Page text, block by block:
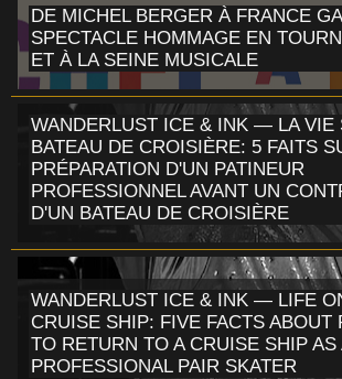
DE MICHEL BERGER À FRANCE
SPECTACLE HOMMAGE EN
ET À LA SEINE MUSICALE
WANDERLUST ICE & INK — LA VIE
BATEAU DE CROISIÈRE: 5 FAITS
PRÉPARATION D'UN PATINEUR
PROFESSIONNEL AVANT UN
D'UN BATEAU DE CROISIÈRE
WANDERLUST ICE & INK — LIFE
CRUISE SHIP: FIVE FACTS ABOUT
TO RETURN TO A CRUISE SHIP AS
PROFESSIONAL PAIR SKATER